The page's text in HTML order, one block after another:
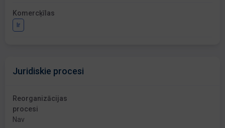
Komercķīlas
Ir
Juridiskie procesi
Reorganizācijas
procesi
Nav